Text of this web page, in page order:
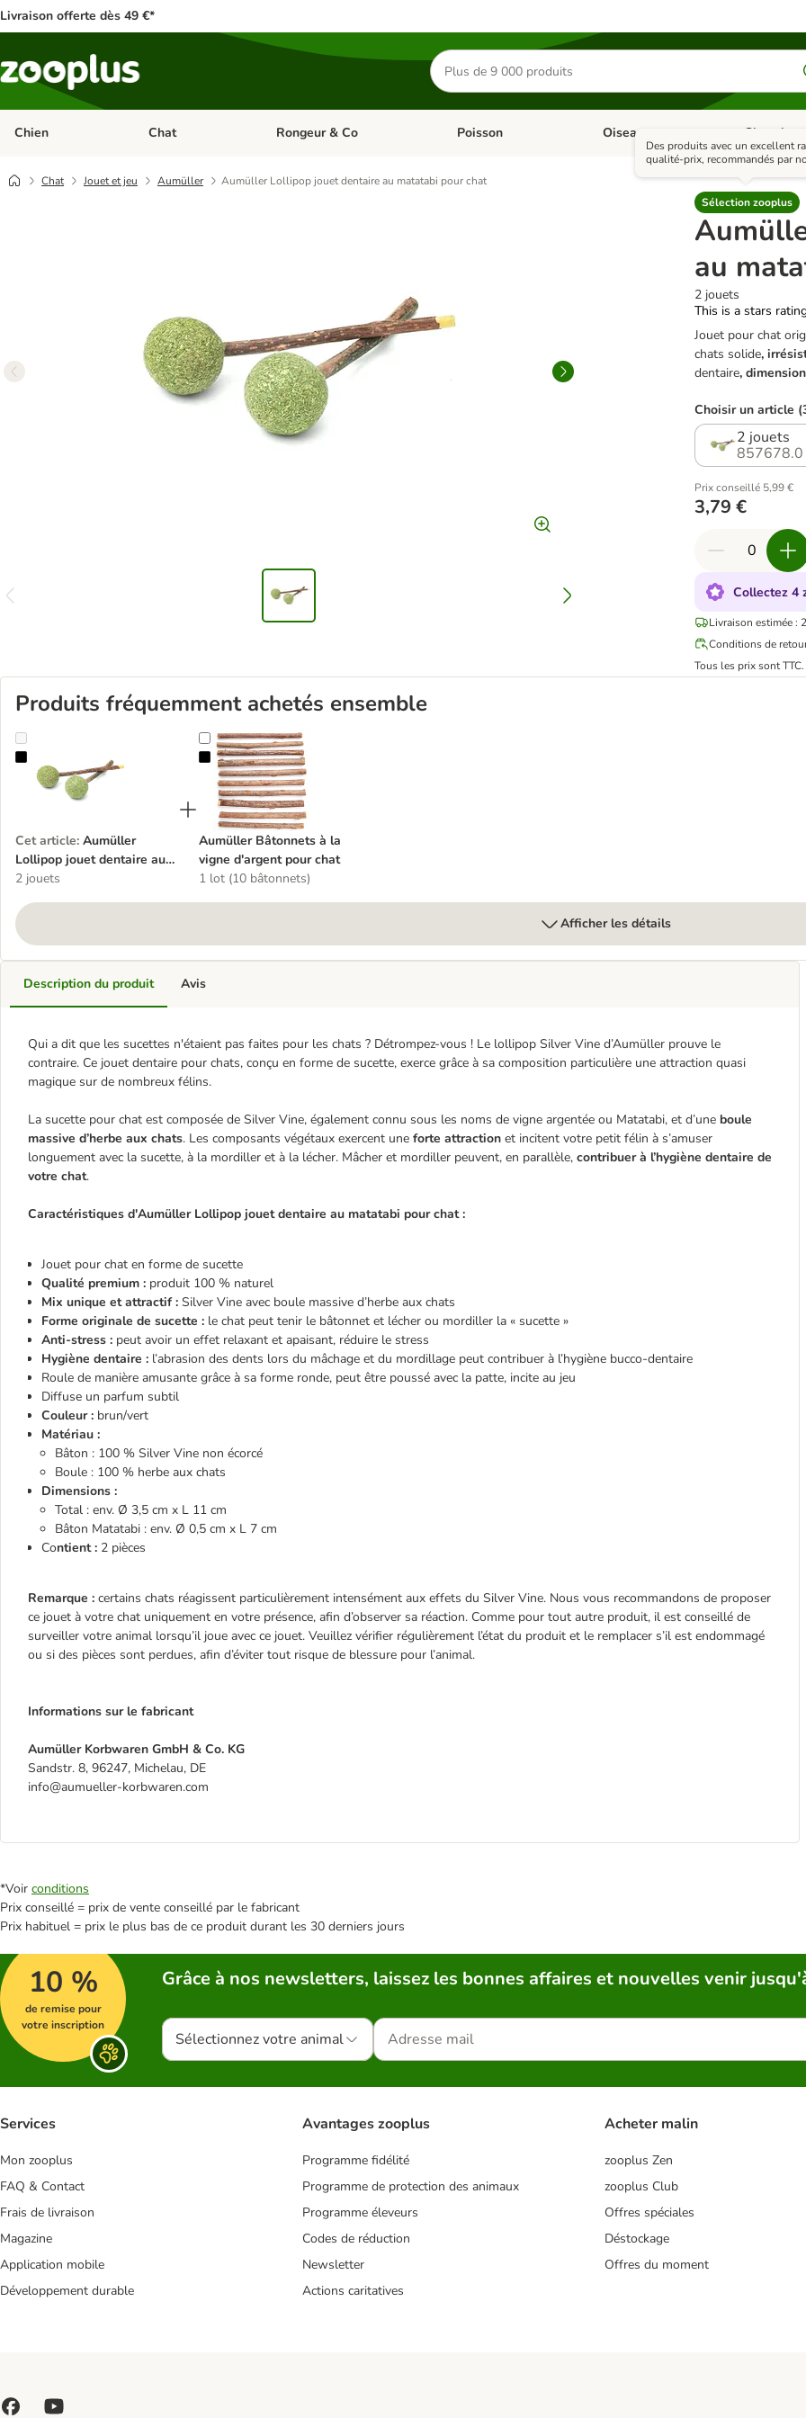
Livraison offerte dès 49 €*
Rechercher
des
produits
Chien Dérouler les catégories: Chien
Chat Dérouler les catégories: Chat
Rongeur & Co Dérouler les catégories: Rongeur & Co
Poisson Dérouler les catégories: Poisson
Oiseau Dérouler les
Cheval
Chat Jouet et jeu Aumüller
Aumüller Lollipop jouet dentaire au matatabi pour chat
Sélection zooplus
Des produits avec un excellent
qualité-prix, recommandés par
au
2 jouets
This is a stars
Jouet pour chat
chats solide,
dentaire,
Choisir un article
2 jouets
857678.0
Prix conseillé 5,99 €
3,79 €
Collectez 4
Livraison estimée :
Conditions de
Tous les prix sont TTC.
Produits fréquemment achetés ensemble
Aumüller Lollipop jouet dentaire au matatabi pour chat
Cet article: Aumüller
Lollipop jouet dentaire au
matatabi pour chat
2 jouets
Aumüller Bâtonnets à la vigne d'argent pour chat
Aumüller Bâtonnets à la
vigne d'argent pour chat
1 lot (10 bâtonnets)
Afficher les détails
Description du produit
Qui a dit que les sucettes n'étaient pas faites pour les chats ? Détrompez-vous ! Le lollipop Silver Vine d’Aumüller prouve le
contraire. Ce jouet dentaire pour chats, conçu en forme de sucette, exerce grâce à sa composition particulière une attraction quasi
magique sur de nombreux félins.
La sucette pour chat est composée de Silver Vine, également connu sous les noms de vigne argentée ou Matatabi, et d’une boule
massive d’herbe aux chats. Les composants végétaux exercent une forte attraction et incitent votre petit félin à s’amuser
longuement avec la sucette, à la mordiller et à la lécher. Mâcher et mordiller peuvent, en parallèle, contribuer à l’hygiène dentaire de
votre chat.
Caractéristiques d'Aumüller Lollipop jouet dentaire au matatabi pour chat :
Jouet pour chat en forme de sucette
Qualité premium : produit 100 % naturel
Mix unique et attractif : Silver Vine avec boule massive d’herbe aux chats
Forme originale de sucette : le chat peut tenir le bâtonnet et lécher ou mordiller la « sucette »
Anti-stress : peut avoir un effet relaxant et apaisant, réduire le stress
Hygiène dentaire : l’abrasion des dents lors du mâchage et du mordillage peut contribuer à l’hygiène bucco-dentaire
Roule de manière amusante grâce à sa forme ronde, peut être poussé avec la patte, incite au jeu
Diffuse un parfum subtil
Couleur : brun/vert
Matériau :
Bâton : 100 % Silver Vine non écorcé
Boule : 100 % herbe aux chats
Dimensions :
Total : env. Ø 3,5 cm x L 11 cm
Bâton Matatabi : env. Ø 0,5 cm x L 7 cm
Contient : 2 pièces
Remarque : certains chats réagissent particulièrement intensément aux effets du Silver Vine. Nous vous recommandons de proposer
ce jouet à votre chat uniquement en votre présence, afin d’observer sa réaction. Comme pour tout autre produit, il est conseillé de
surveiller votre animal lorsqu’il joue avec ce jouet. Veuillez vérifier régulièrement l’état du produit et le remplacer s’il est endommagé
ou si des pièces sont perdues, afin d’éviter tout risque de blessure pour l’animal.
Informations sur le fabricant
Aumüller Korbwaren GmbH & Co. KG
Sandstr. 8, 96247, Michelau, DE
info@aumueller-korbwaren.com
Avis
*Voir conditions
Prix conseillé = prix de vente conseillé par le fabricant
Prix habituel = prix le plus bas de ce produit durant les 30 derniers jours
10 %
de remise pour
votre inscription
Grâce à nos newsletters, laissez les bonnes affaires et nouvelles venir
Sélectionnez votre animal
Services
Mon zooplus
FAQ & Contact
Frais de livraison
Magazine
Application mobile
Développement durable
Avantages zooplus
Programme fidélité
Programme de protection des animaux
Programme éleveurs
Codes de réduction
Newsletter
Actions caritatives
Acheter malin
zooplus Zen
zooplus Club
Offres spéciales
Déstockage
Offres du moment